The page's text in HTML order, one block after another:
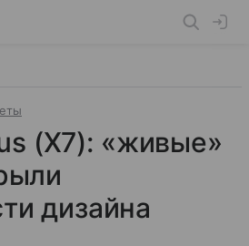
(X7): «живые»
дизайна